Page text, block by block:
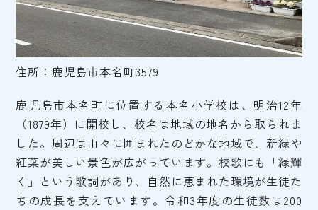
住所：鹿児島市本名町3579
鹿児島市本名町に位置する本名小学校は、明治12年
（1879年）に開校し、校名は地域の地名から取られま
した。周辺は山々に囲まれたのどかな地域で、新緑や
紅葉が美しい景色が広がっています。校歌にも「緑輝
く」という歌詞があり、自然に恵まれた環境が生徒た
ちの成長を支えています。令和3年度の生徒数は200